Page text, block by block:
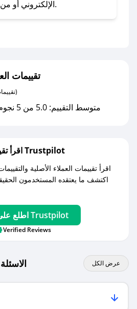
مع صحصح، تسوق بذكاء ووفّر
كوبونات خصم حصرية من محمصة وودز!
الإلكتروني أو من خلال خدمة العملاء.
تقييمات
(0 تقييمات)
متوسط التقييم: 5.0 من 5 نجوم بواسطة 0 مستخدمين
اقرأ تقييمات واراء العملاء على Trustpilot
اقرأ تقييمات العملاء الأصلية
اكتشف ما يعتقده المستخدمون
اطلع على آراء عملائنا على Trustpilot
Verified Reviews
عرض الكل